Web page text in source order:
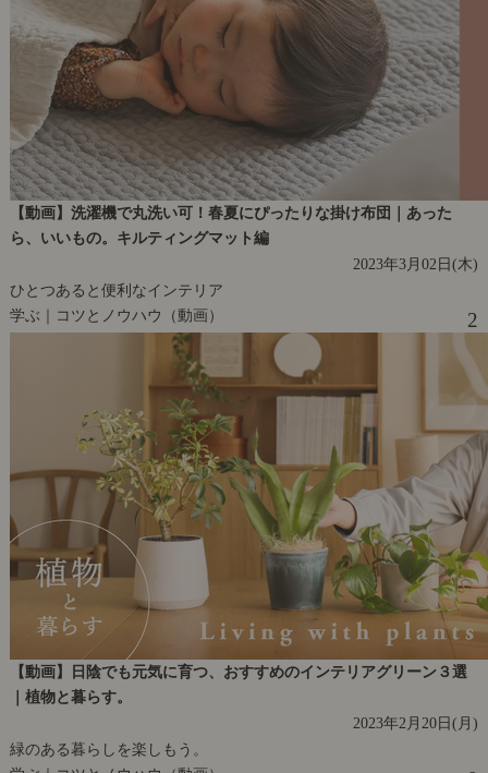
【動画】洗濯機で丸洗い可！春夏にぴったりな掛け布団｜あった
ら、いいもの。キルティングマット編
2023年3月02日(木)
ひとつあると便利なインテリア
学ぶ｜コツとノウハウ（動画）
2
【動画】日陰でも元気に育つ、おすすめのインテリアグリーン３選
｜植物と暮らす。
2023年2月20日(月)
緑のある暮らしを楽しもう。